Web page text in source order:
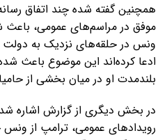
همچنین گفته شده چند اتفاق
موفق در مراسم‌های عمومی، باعث
ونس در حلقه‌های نزدیک به دولت
ادعا کرده‌اند این موضوع باعث
بلندمدت او در میان بخشی از
در بخش دیگری از گزارش اشاره
رویدادهای عمومی، ترامپ از